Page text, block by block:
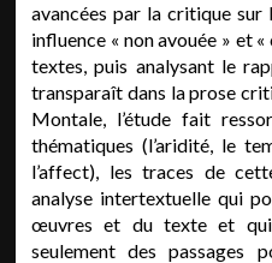
avancées par la critique
influence « non avouée » et
textes, puis analysant le
transparaît dans la prose
Montale, l’étude fait
thématiques (l’aridité, le
l’affect), les traces de
analyse intertextuelle qui
œuvres et du texte et
seulement des passages